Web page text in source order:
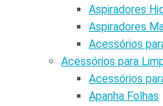
Aspiradores
Aspiradores
Acessórios
Acessórios para
Acessórios
Apanha Folhas